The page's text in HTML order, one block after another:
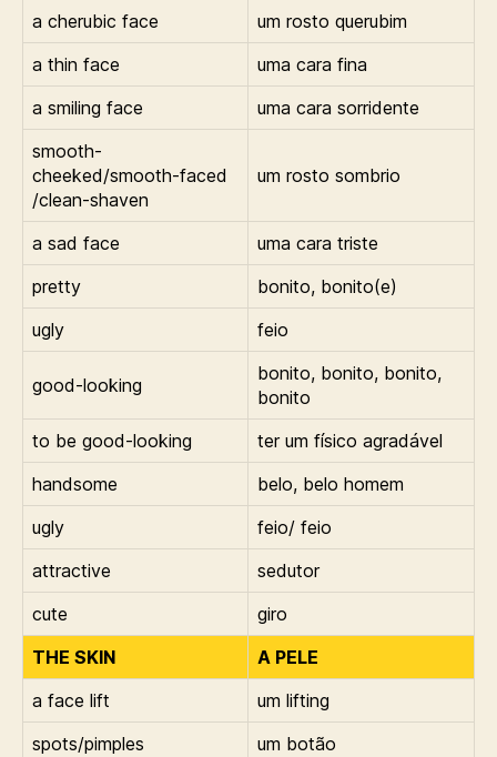
a cherubic face
um rosto querubim
a thin face
uma cara fina
a smiling face
uma cara sorridente
smooth-
cheeked/smooth-faced
/clean-shaven
um rosto sombrio
a sad face
uma cara triste
pretty
bonito, bonito(e)
ugly
feio
good-looking
bonito, bonito, bonito,
bonito
to be good-looking
ter um físico agradável
handsome
belo, belo homem
ugly
feio/ feio
attractive
sedutor
cute
giro
THE SKIN
A PELE
a face lift
um lifting
spots/pimples
um botão